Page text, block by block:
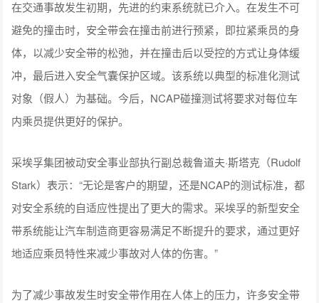
在交通事故发生初期，先进的约束系统就已介入。在发生不可
避免的撞击时，安全带会在撞击前进行预紧，即拉紧乘员的身
体，以减少安全带的松弛，并在撞击后以受控的方式让身体缓
冲，最后进入安全气囊保护区域。该系统以典型的标准化测试
对象（假人）为基础。今后，NCAP碰撞测试将要求对每位车
内乘员提供更好的保护。
采埃孚集团被动安全事业部执行副总裁鲁道夫·斯塔克（Rudolf
Stark）表示：“无论是客户的期望，还是NCAP的测试标准，都
对安全系统的自适应性提出了更大的需求。采埃孚的新型安全
带系统能让汽车制造商更容易满足不断提升的要求，通过更好
地适应乘员特性来减少事故对人体的伤害。”
为了减少事故发生时安全带作用在人体上的压力，许多安全带